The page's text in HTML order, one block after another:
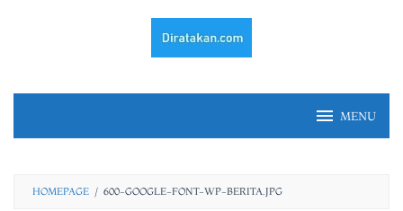
MENU
HOMEPAGE / 600-GOOGLE-FONT-WP-BERITA.JPG